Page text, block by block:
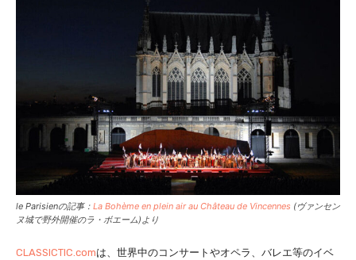
le Parisienの記事： La Bohème en plein air au Château de Vincennes (ヴァンセン
ヌ城で野外開催のラ・ボエーム)より
CLASSICTIC.comは、世界中のコンサートやオペラ、バレエ等のイベ